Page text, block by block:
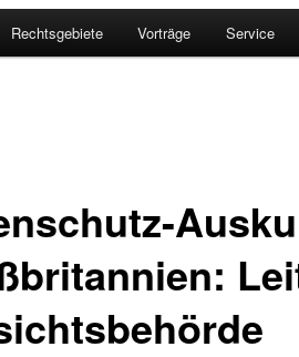
Rechtsgebiete Vorträge Service